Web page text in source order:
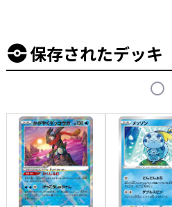
保存されたデッキ